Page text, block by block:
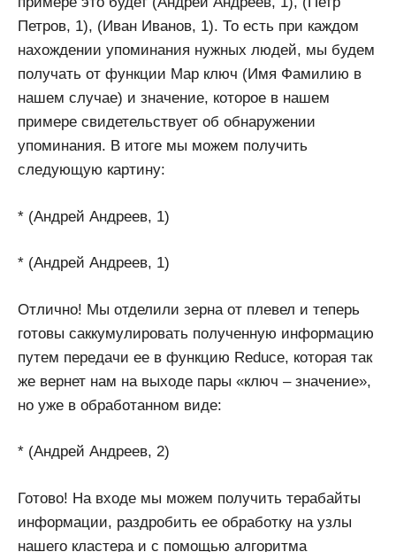
Петров, 1), (Иван Иванов, 1). То есть при каждом
нахождении упоминания нужных людей, мы будем
получать от функции Map ключ (Имя Фамилию в
нашем случае) и значение, которое в нашем
примере свидетельствует об обнаружении
упоминания. В итоге мы можем получить
следующую картину:
* (Андрей Андреев, 1)
* (Андрей Андреев, 1)
Отлично! Мы отделили зерна от плевел и теперь
готовы саккумулировать полученную информацию
путем передачи ее в функцию Reduce, которая так
же вернет нам на выходе пары «ключ – значение»,
но уже в обработанном виде:
* (Андрей Андреев, 2)
Готово! На входе мы можем получить терабайты
информации, раздробить ее обработку на узлы
нашего кластера и с помощью алгоритма